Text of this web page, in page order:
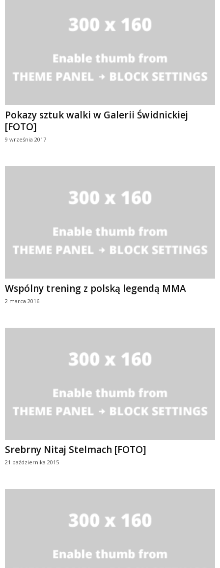
Pokazy sztuk walki w Galerii Świdnickiej
[FOTO]
9 września 2017
Wspólny trening z polską legendą MMA
2 marca 2016
Srebrny Nitaj Stelmach [FOTO]
21 października 2015